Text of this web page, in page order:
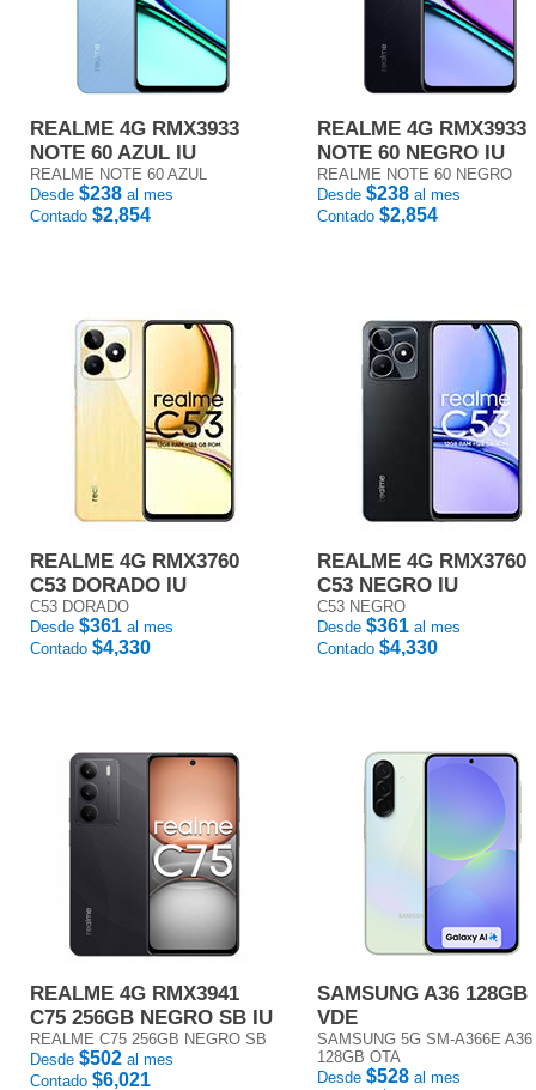
REALME 4G RMX3933
NOTE 60 AZUL IU
REALME NOTE 60 AZUL
Desde $238 al mes
Contado $2,854
REALME 4G RMX3933
NOTE 60 NEGRO IU
REALME NOTE 60 NEGRO
Desde $238 al mes
Contado $2,854
REALME 4G RMX3760
C53 DORADO IU
C53 DORADO
Desde $361 al mes
Contado $4,330
REALME 4G RMX3760
C53 NEGRO IU
C53 NEGRO
Desde $361 al mes
Contado $4,330
REALME 4G RMX3941
C75 256GB NEGRO SB IU
REALME C75 256GB NEGRO SB
Desde $502 al mes
Contado $6,021
SAMSUNG A36 128GB
VDE
SAMSUNG 5G SM-A366E A36
128GB OTA
Desde $528 al mes